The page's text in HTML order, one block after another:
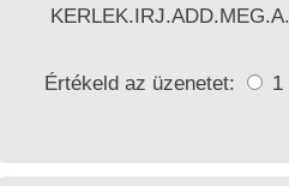
Értékeld az üzenetet: 1